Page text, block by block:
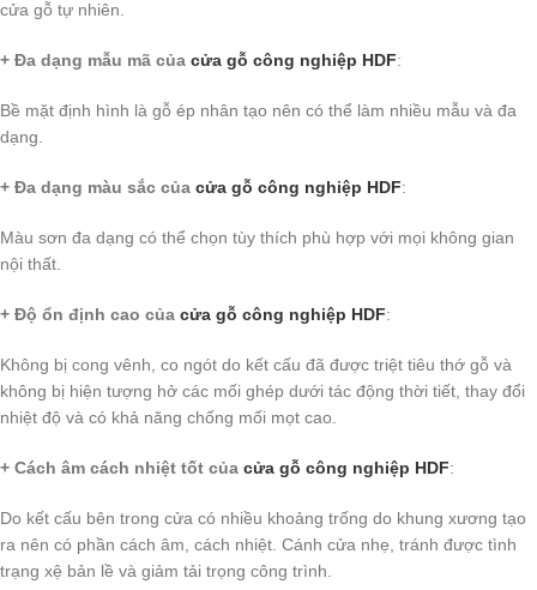
cửa gỗ tự nhiên.
+ Đa dạng mẫu mã của cửa gỗ công nghiệp HDF:
Bề mặt định hình là gỗ ép nhân tạo nên có thể làm nhiều mẫu và đa
dạng.
+ Đa dạng màu sắc của cửa gỗ công nghiệp HDF:
Màu sơn đa dạng có thể chọn tùy thích phù hợp với mọi không gian
nội thất.
+ Độ ổn định cao của cửa gỗ công nghiệp HDF:
Không bị cong vênh, co ngót do kết cấu đã được triệt tiêu thớ gỗ và
không bị hiện tượng hở các mối ghép dưới tác động thời tiết, thay đổi
nhiệt độ và có khả năng chống mối mọt cao.
+ Cách âm cách nhiệt tốt của cửa gỗ công nghiệp HDF:
Do kết cấu bên trong cửa có nhiều khoảng trống do khung xương tạo
ra nên có phần cách âm, cách nhiệt. Cánh cửa nhẹ, tránh được tình
trạng xệ bản lề và giảm tải trọng công trình.